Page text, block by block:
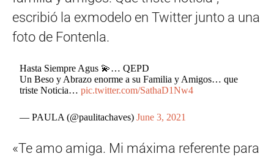
escribió la exmodelo en Twitter junto a una
foto de Fontenla.
Hasta Siempre Agus 💫… QEPD
Un Beso y Abrazo enorme a su Familia y Amigos… que
triste Noticia…pic.twitter.com/SathaD1Nw4
— PAULA (@paulitachaves)June 3, 2021
«Te amo amiga. Mi máxima referente para